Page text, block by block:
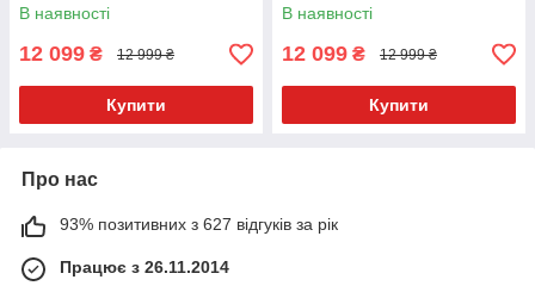
В наявності
12 099 ₴ 12 999 ₴
Купити
В наявності
12 099 ₴ 12 999 ₴
Купити
Про нас
93% позитивних з 627 відгуків за рік
Працює з 26.11.2014